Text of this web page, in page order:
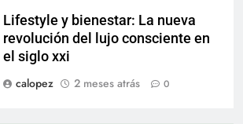
Lifestyle y bienestar: La nueva
revolución del lujo consciente en
el siglo xxi
calopez
2 meses atrás 0